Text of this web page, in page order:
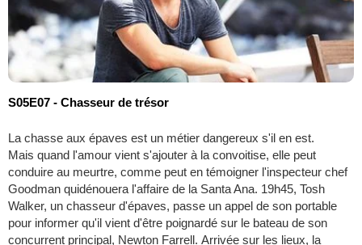
S05E07 - Chasseur de trésor
La chasse aux épaves est un métier dangereux s'il en est.
Mais quand l'amour vient s'ajouter à la convoitise, elle peut
conduire au meurtre, comme peut en témoigner l'inspecteur chef
Goodman quidénouera l'affaire de la Santa Ana. 19h45, Tosh
Walker, un chasseur d'épaves, passe un appel de son portable
pour informer qu'il vient d'être poignardé sur le bateau de son
concurrent principal, Newton Farrell. Arrivée sur les lieux, la